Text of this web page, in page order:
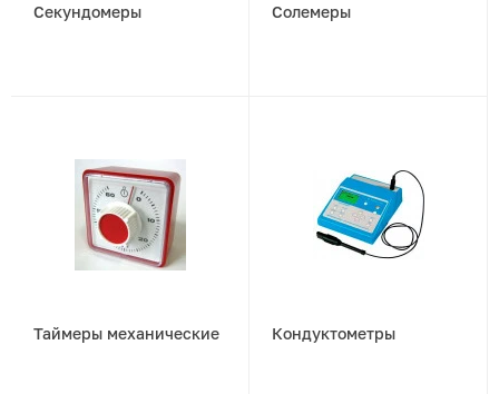
Секундомеры Солемеры
Таймеры механические Кондуктометры